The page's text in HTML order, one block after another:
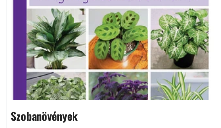
Szobanövények